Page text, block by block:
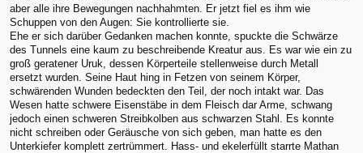
aber alle ihre Bewegungen nachhahmten. Er jetzt fiel es ihm wie
Schuppen von den Augen: Sie kontrollierte sie.
Ehe er sich darüber Gedanken machen konnte, spuckte die Schwärze
des Tunnels eine kaum zu beschreibende Kreatur aus. Es war wie ein zu
groß geratener Uruk, dessen Körperteile stellenweise durch Metall
ersetzt wurden. Seine Haut hing in Fetzen von seinem Körper,
schwärenden Wunden bedeckten den Teil, der noch intakt war. Das
Wesen hatte schwere Eisenstäbe in dem Fleisch dar Arme, schwang
jedoch einen schweren Streibkolben aus schwarzen Stahl. Es konnte
nicht schreiben oder Geräusche von sich geben, man hatte es den
Unterkiefer komplett zertrümmert. Hass- und ekelerfüllt starrte Mathan